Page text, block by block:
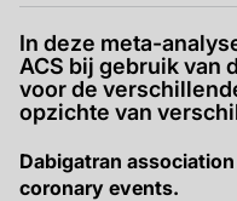
In deze meta-
ACS bij gebruik van
voor de
opzichte van
Dabigatran
coronary events.